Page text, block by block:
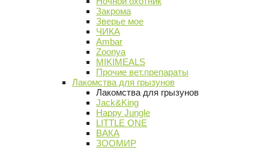
Закрома
Зверье мое
ЧИКА
Ambar
Zoonya
MIKIMEALS
Прочие вет.препараты
Лакомства для грызунов
Лакомства для грызунов
Jack&King
Happy Jungle
LITTLE ONE
ВАКА
ЗООМИР